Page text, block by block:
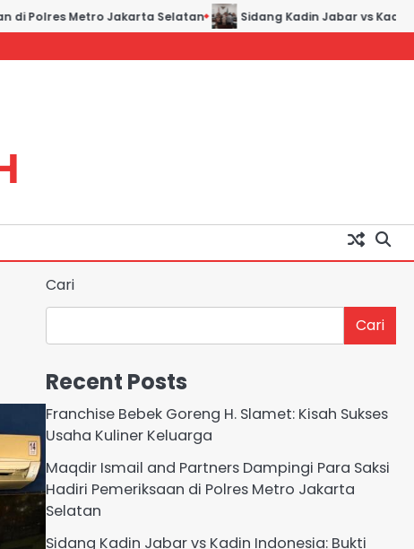
Metro Jakarta Selatan Sidang Kadin Jabar vs Kadin
Cari
Cari
Recent Posts
Franchise Bebek Goreng H. Slamet: Kisah Sukses
Usaha Kuliner Keluarga
Maqdir Ismail and Partners Dampingi Para Saksi
Hadiri Pemeriksaan di Polres Metro Jakarta
Selatan
Sidang Kadin Jabar vs Kadin Indonesia: Bukti